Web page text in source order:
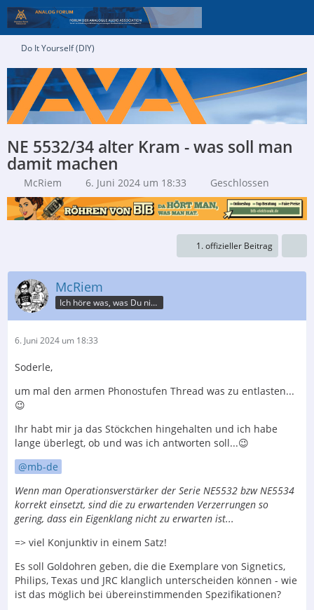
Do It Yourself (DIY)
NE 5532/34 alter Kram - was soll man
damit machen
McRiem 6. Juni 2024 um 18:33 Geschlossen
1. offizieller Beitrag
McRiem
Ich höre was, was Du nicht misst.
6. Juni 2024 um 18:33
Soderle,
um mal den armen Phonostufen Thread was zu entlasten...
😉
Ihr habt mir ja das Stöckchen hingehalten und ich habe
lange überlegt, ob und was ich antworten soll...😉
mb-de
Wenn man Operationsverstärker der Serie NE5532 bzw NE5534
korrekt einsetzt, sind die zu erwartenden Verzerrungen so
gering, dass ein Eigenklang nicht zu erwarten ist...
=> viel Konjunktiv in einem Satz!
Es soll Goldohren geben, die die Exemplare von Signetics,
Philips, Texas und JRC klanglich unterscheiden können - wie
ist das möglich bei übereinstimmenden Spezifikationen?